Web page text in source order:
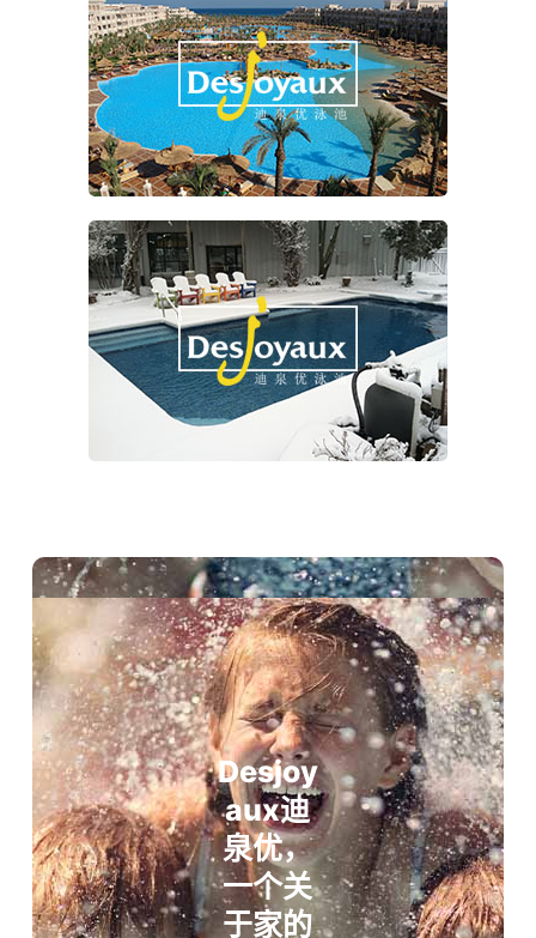
Desjoy
aux迪
泉优，
一个关
于家的